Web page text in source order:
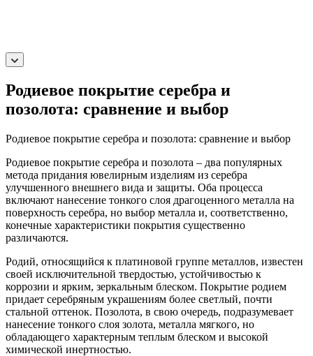
Родиевое покрытие серебра и
позолота: сравнение и выбор
Родиевое покрытие серебра и позолота: сравнение и выбор
Родиевое покрытие серебра и позолота – два популярных
метода придания ювелирным изделиям из серебра
улучшенного внешнего вида и защиты. Оба процесса
включают нанесение тонкого слоя драгоценного металла на
поверхность серебра, но выбор металла и, соответственно,
конечные характеристики покрытия существенно
различаются.
Родий, относящийся к платиновой группе металлов, известен
своей исключительной твердостью, устойчивостью к
коррозии и ярким, зеркальным блеском. Покрытие родием
придает серебряным украшениям более светлый, почти
стальной оттенок. Позолота, в свою очередь, подразумевает
нанесение тонкого слоя золота, металла мягкого, но
обладающего характерным теплым блеском и высокой
химической инертностью.